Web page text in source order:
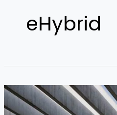
eHybrid
Cupra
Formentor,